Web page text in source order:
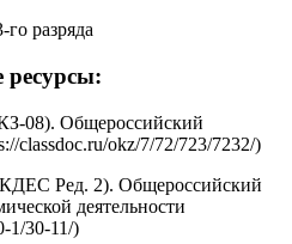
разряда
08). Общероссийский
classdoc.ru/okz/7/72/723/7232/)
Ред. 2). Общероссийский
деятельности
1/30-11/)